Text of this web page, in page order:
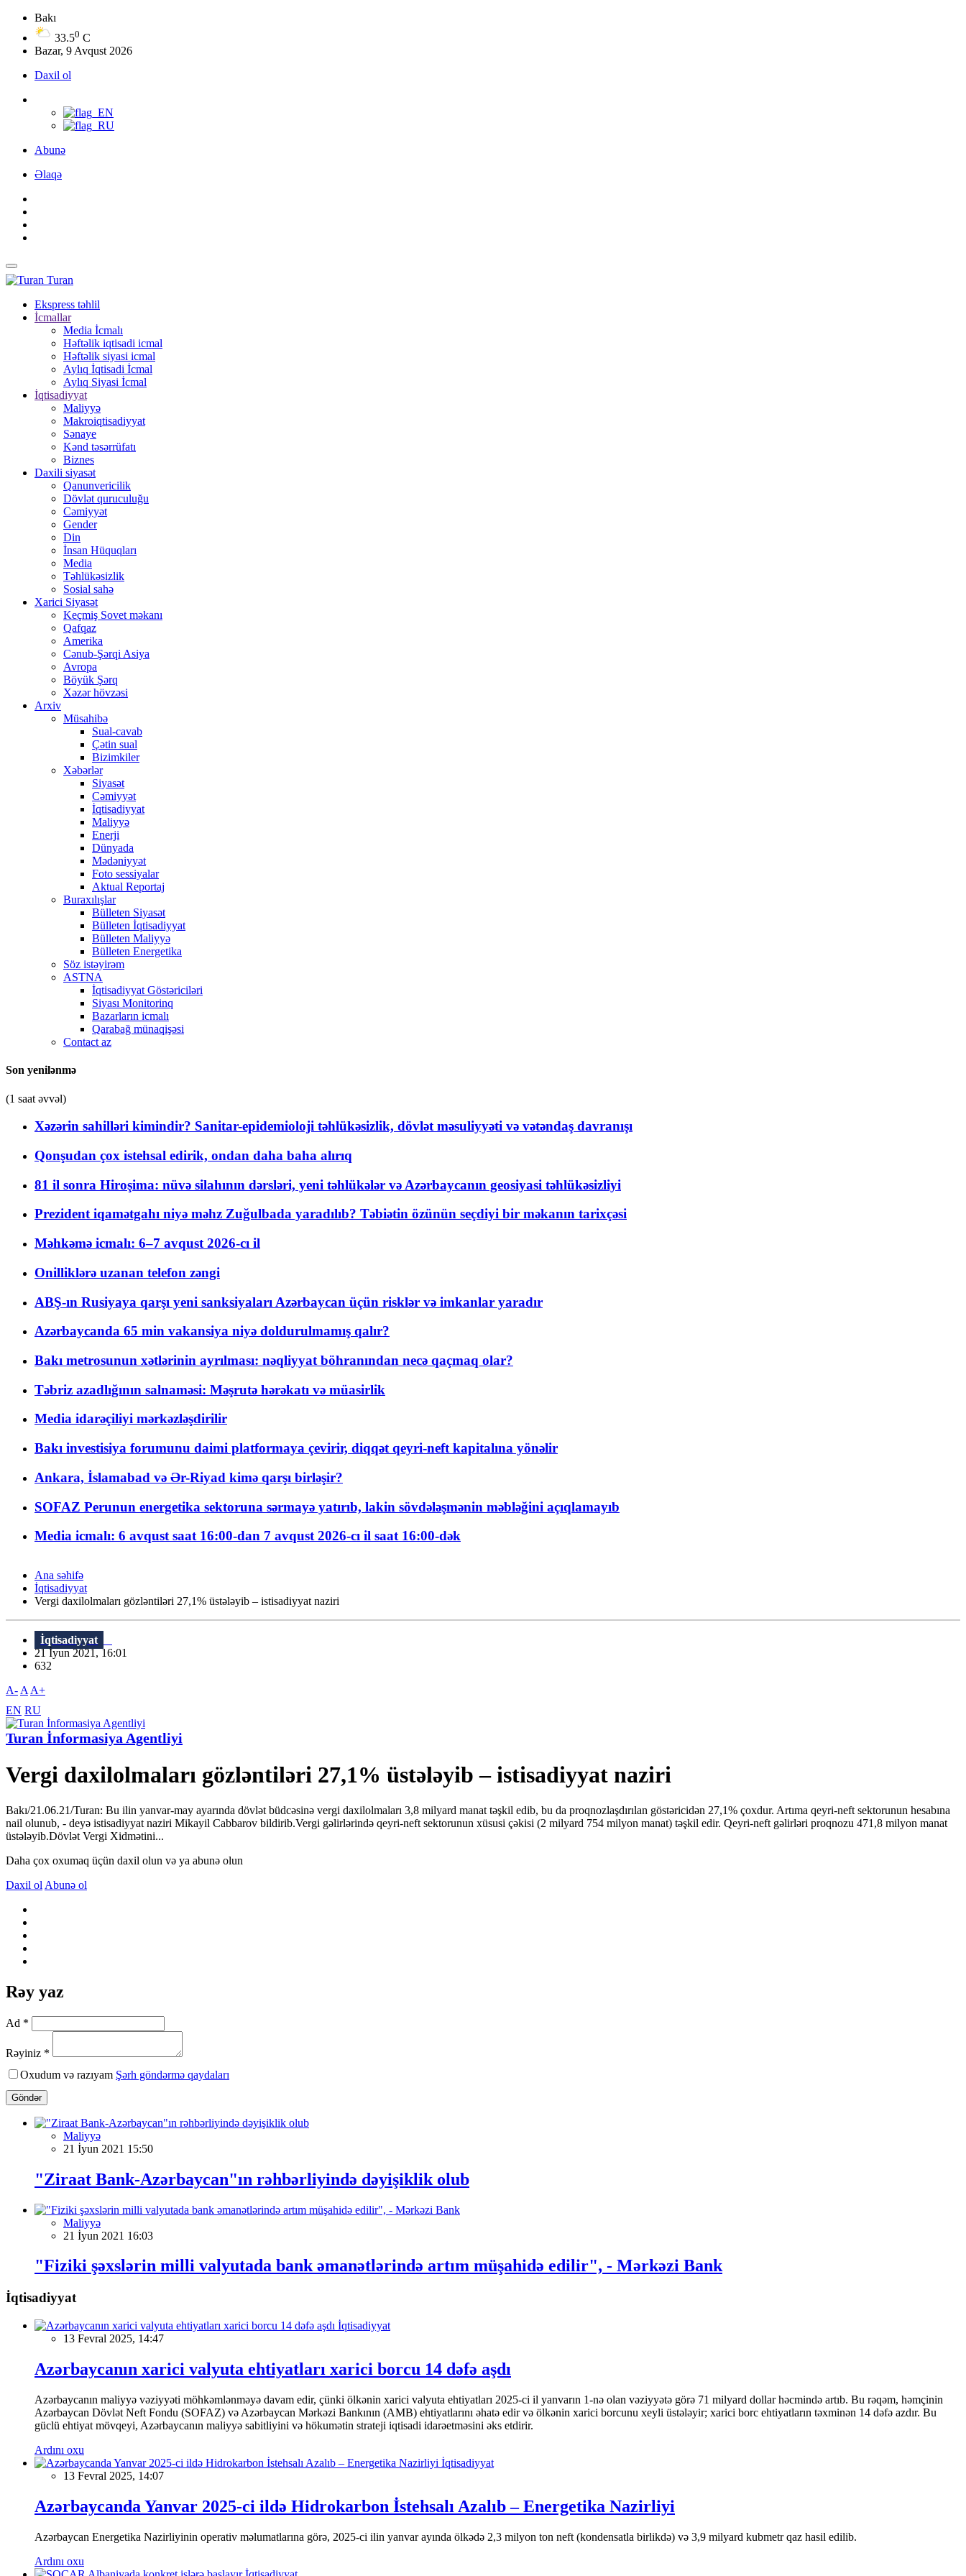
Bakı
33.50 C
Bazar, 9 Avqust 2026
Daxil ol
Abunə
Əlaqə
Turan
Ekspress təhlil
İcmallar
Media İcmalı
Həftəlik iqtisadi icmal
Həftəlik siyasi icmal
Aylıq İqtisadi İcmal
Aylıq Siyasi İcmal
İqtisadiyyat
Maliyyə
Makroiqtisadiyyat
Sənaye
Kənd təsərrüfatı
Biznes
Daxili siyasət
Qanunvericilik
Dövlət quruculuğu
Cəmiyyət
Gender
Din
İnsan Hüquqları
Media
Təhlükəsizlik
Sosial sahə
Xarici Siyasət
Keçmiş Sovet məkanı
Qafqaz
Amerika
Cənub-Şərqi Asiya
Avropa
Böyük Şərq
Xəzər hövzəsi
Arxiv
Müsahibə
Sual-cavab
Çətin sual
Bizimkiler
Xəbərlər
Siyasət
Cəmiyyət
İqtisadiyyat
Maliyyə
Enerji
Dünyada
Mədəniyyət
Foto sessiyalar
Aktual Reportaj
Buraxılışlar
Bülleten Siyasət
Bülleten İqtisadiyyat
Bülleten Maliyyə
Bülleten Energetika
Söz istəyirəm
ASTNA
İqtisadiyyat Göstəriciləri
Siyası Monitorinq
Bazarların icmalı
Qarabağ münaqişəsi
Contact az
Son yenilənmə
(1 saat əvvəl)
Xəzərin sahilləri kimindir? Sanitar-epidemioloji təhlükəsizlik, dövlət məsuliyyəti və vətəndaş davranışı
Qonşudan çox istehsal edirik, ondan daha baha alırıq
81 il sonra Hiroşima: nüvə silahının dərsləri, yeni təhlükələr və Azərbaycanın geosiyasi təhlükəsizliyi
Prezident iqamətgahı niyə məhz Zuğulbada yaradılıb? Təbiətin özünün seçdiyi bir məkanın tarixçəsi
Məhkəmə icmalı: 6–7 avqust 2026-cı il
Onilliklərə uzanan telefon zəngi
ABŞ-ın Rusiyaya qarşı yeni sanksiyaları Azərbaycan üçün risklər və imkanlar yaradır
Azərbaycanda 65 min vakansiya niyə doldurulmamış qalır?
Bakı metrosunun xətlərinin ayrılması: nəqliyyat böhranından necə qaçmaq olar?
Təbriz azadlığının salnaməsi: Məşrutə hərəkatı və müasirlik
Media idarəçiliyi mərkəzləşdirilir
Bakı investisiya forumunu daimi platformaya çevirir, diqqət qeyri-neft kapitalına yönəlir
Ankara, İslamabad və Ər-Riyad kimə qarşı birləşir?
SOFAZ Perunun energetika sektoruna sərmayə yatırıb, lakin sövdələşmənin məbləğini açıqlamayıb
Media icmalı: 6 avqust saat 16:00-dan 7 avqust 2026-cı il saat 16:00-dək
Ana səhifə
İqtisadiyyat
Vergi daxilolmaları gözləntiləri 27,1% üstələyib – istisadiyyat naziri
İqtisadiyyat
21 İyun 2021, 16:01
632
A- A A+
EN RU
Turan İnformasiya Agentliyi
Vergi daxilolmaları gözləntiləri 27,1% üstələyib – istisadiyyat naziri
Bakı/21.06.21/Turan: Bu ilin yanvar-may ayarında dövlət büdcəsinə vergi daxilolmaları 3,8 milyard manat təşkil edib, bu da proqnozlaşdırılan göstəricidən 27,1% çoxdur. Artıma qeyri-neft sektorunun hesabına
nail olunub, - deyə istisadiyyat naziri Mikayil Cabbarov bildirib.Vergi gəlirlərində qeyri-neft sektorunun xüsusi çəkisi (2 milyard 754 milyon manat) təşkil edir. Qeyri-neft gəlirləri proqnozu 471,8 milyon manat
üstələyib.Dövlət Vergi Xidmətini...
Daha çox oxumaq üçün daxil olun və ya abunə olun
Daxil ol Abunə ol
Rəy yaz
Ad *
Rəyiniz *
Oxudum və razıyam Şərh göndərmə qaydaları
Göndər
Maliyyə
21 İyun 2021 15:50
"Ziraat Bank-Azərbaycan"ın rəhbərliyində dəyişiklik olub
Maliyyə
21 İyun 2021 16:03
"Fiziki şəxslərin milli valyutada bank əmanətlərində artım müşahidə edilir", - Mərkəzi Bank
İqtisadiyyat
İqtisadiyyat
13 Fevral 2025, 14:47
Azərbaycanın xarici valyuta ehtiyatları xarici borcu 14 dəfə aşdı
Azərbaycanın maliyyə vəziyyəti möhkəmlənməyə davam edir, çünki ölkənin xarici valyuta ehtiyatları 2025-ci il yanvarın 1-nə olan vəziyyətə görə 71 milyard dollar həcmində artıb. Bu rəqəm, həmçinin
Azərbaycan Dövlət Neft Fondu (SOFAZ) və Azərbaycan Mərkəzi Bankının (AMB) ehtiyatlarını əhatə edir və ölkənin xarici borcunu xeyli üstələyir; xarici borc ehtiyatların təxminən 14 dəfə azdır. Bu
güclü ehtiyat mövqeyi, Azərbaycanın maliyyə sabitliyini və hökumətin strateji iqtisadi idarəetməsini əks etdirir.
Ardını oxu
İqtisadiyyat
13 Fevral 2025, 14:07
Azərbaycanda Yanvar 2025-ci ildə Hidrokarbon İstehsalı Azalıb – Energetika Nazirliyi
Azərbaycan Energetika Nazirliyinin operativ məlumatlarına görə, 2025-ci ilin yanvar ayında ölkədə 2,3 milyon ton neft (kondensatla birlikdə) və 3,9 milyard kubmetr qaz hasil edilib.
Ardını oxu